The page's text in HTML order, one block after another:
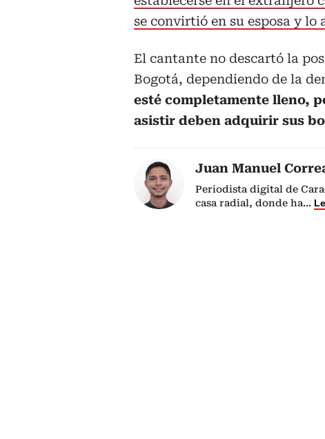
se convirtió en su esposa y lo
El cantante no descartó la
Bogotá, dependiendo de la
esté completamente lleno,
asistir deben adquirir sus
Juan Manuel
Periodista digital de
casa radial, donde ha...